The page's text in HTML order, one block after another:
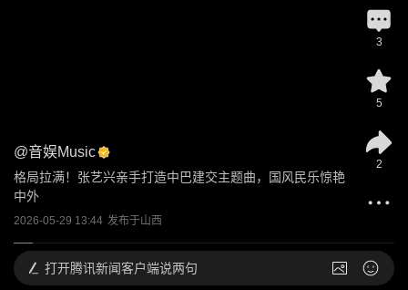
@音娱Music
格局拉满！张艺兴亲手打造中巴建交主题曲，国风民乐惊艳
中外
2026-05-29 13:44 发布于山西
3
5
2
打开腾讯新闻客户端说两句